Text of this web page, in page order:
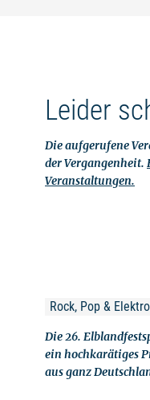
Leider
Die aufgerufene
der Vergangenheit.
Veranstaltungen.
Rock, Pop &
Die 26.
ein hochkarätiges
aus ganz